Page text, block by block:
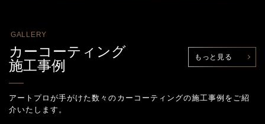
GALLERY
カーコーティング
施工事例
もっと見る
アートプロが手がけた数々のカーコーティングの施工事例をご紹
介いたします。